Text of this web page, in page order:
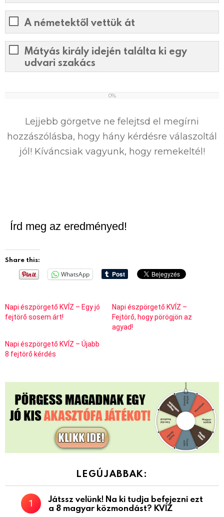
A németektől vettük át
Mátyás király idején találta ki egy
udvari szakács
0%
Lejjebb görgetve ne felejtsd el megírni
hozzászólásba, hogy hány kérdésre válaszoltál
jól! Kíváncsiak vagyunk, hogy remekeltél!
Írd meg az eredményed!
Share this:
WhatsApp
Napi észpörgető KVÍZ – Egy jó
fejtörő sosem árt!
Napi észpörgető KVÍZ –
Fejtörő, hogy pörögjön az
agyad!
Napi észpörgető KVÍZ – Újabb
8 fejtörő kérdés
LEGÚJABBAK:
Játssz velünk! Na ki tudja befejezni ezt
a 8 magyar közmondást? KVÍZ